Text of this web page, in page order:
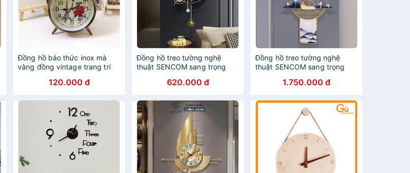
Đồng hồ báo thức inox mà
vàng đồng vintage trang trí
120.000 đ
Đồng hồ treo tường nghệ
thuật SENCOM sang trọng
620.000 đ
Đồng hồ treo tường nghệ
thuật SENCOM sang trọng
1.750.000 đ